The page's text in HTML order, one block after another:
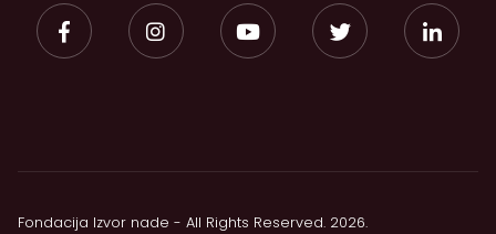
Fondacija Izvor nade - All Rights Reserved. 2026.